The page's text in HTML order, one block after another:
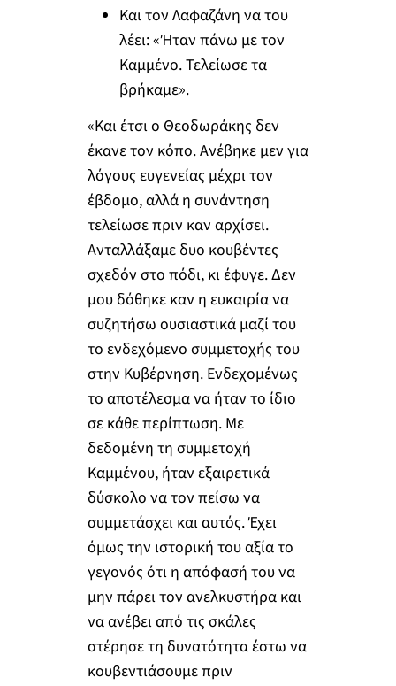
Και τον Λαφαζάνη να του
λέει: «Ήταν πάνω με τον
Καμμένο. Τελείωσε τα
βρήκαμε».
«Και έτσι ο Θεοδωράκης δεν
έκανε τον κόπο. Ανέβηκε μεν για
λόγους ευγενείας μέχρι τον
έβδομο, αλλά η συνάντηση
τελείωσε πριν καν αρχίσει.
Ανταλλάξαμε δυο κουβέντες
σχεδόν στο πόδι, κι έφυγε. Δεν
μου δόθηκε καν η ευκαιρία να
συζητήσω ουσιαστικά μαζί του
το ενδεχόμενο συμμετοχής του
στην Κυβέρνηση. Ενδεχομένως
το αποτέλεσμα να ήταν το ίδιο
σε κάθε περίπτωση. Με
δεδομένη τη συμμετοχή
Καμμένου, ήταν εξαιρετικά
δύσκολο να τον πείσω να
συμμετάσχει και αυτός. Έχει
όμως την ιστορική του αξία το
γεγονός ότι η απόφασή του να
μην πάρει τον ανελκυστήρα και
να ανέβει από τις σκάλες
στέρησε τη δυνατότητα έστω να
κουβεντιάσουμε πριν